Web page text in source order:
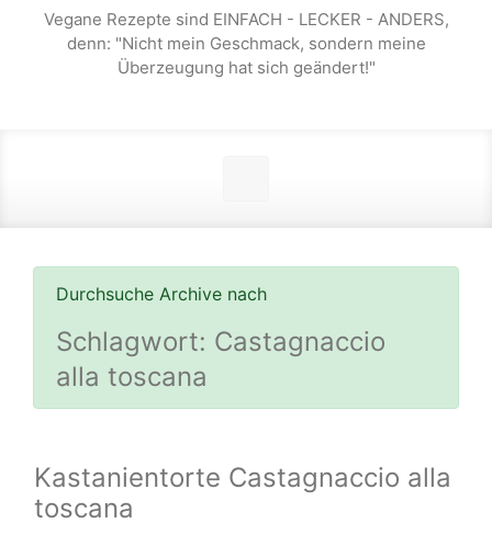
Vegane Rezepte sind EINFACH - LECKER - ANDERS,
denn: "Nicht mein Geschmack, sondern meine
Überzeugung hat sich geändert!"
Durchsuche Archive nach
Schlagwort: Castagnaccio
alla toscana
Kastanientorte Castagnaccio alla
toscana